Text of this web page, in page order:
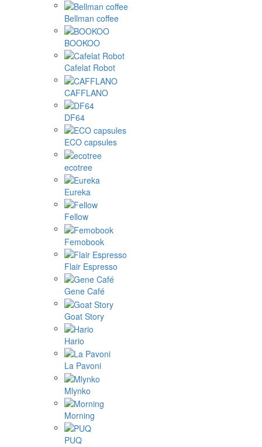
Bellman coffee
BOOKOO
Cafelat Robot
CAFFLANO
DF64
ECO capsules
ecotree
Eureka
Fellow
Femobook
Flair Espresso
Gene Café
Goat Story
Hario
La Pavoni
Mlynko
Morning
PUQ